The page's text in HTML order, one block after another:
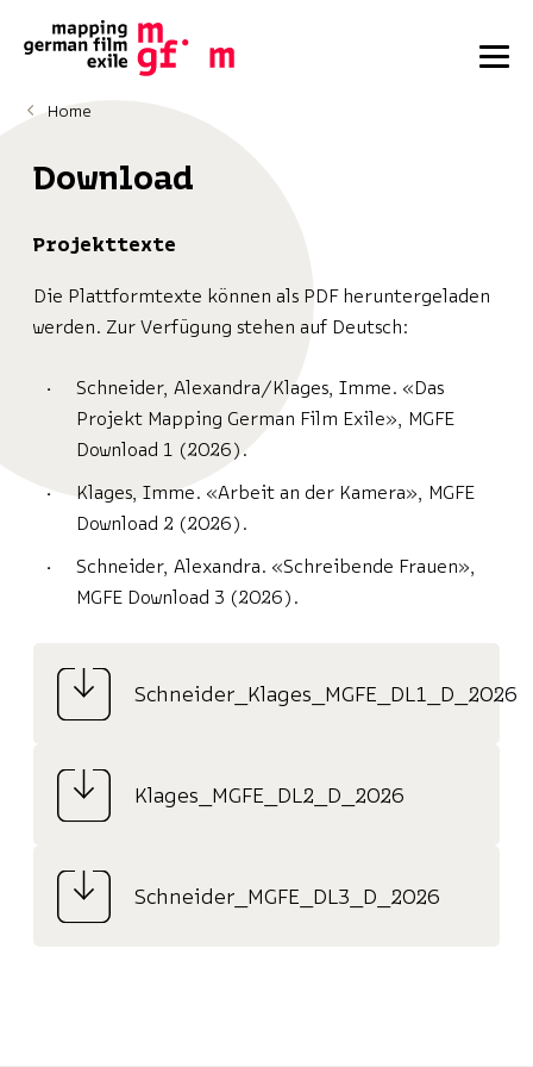
Home
Download
Projekttexte
Die Plattformtexte können als PDF heruntergeladen
werden. Zur Verfügung stehen auf Deutsch:
Schneider, Alexandra/Klages, Imme. «Das
Projekt Mapping German Film Exile», MGFE
Download 1 (2026).
Klages, Imme. «Arbeit an der Kamera», MGFE
Download 2 (2026).
Schneider, Alexandra. «Schreibende Frauen»,
MGFE Download 3 (2026).
Schneider_Klages_MGFE_DL1_D_2026
Klages_MGFE_DL2_D_2026
Schneider_MGFE_DL3_D_2026